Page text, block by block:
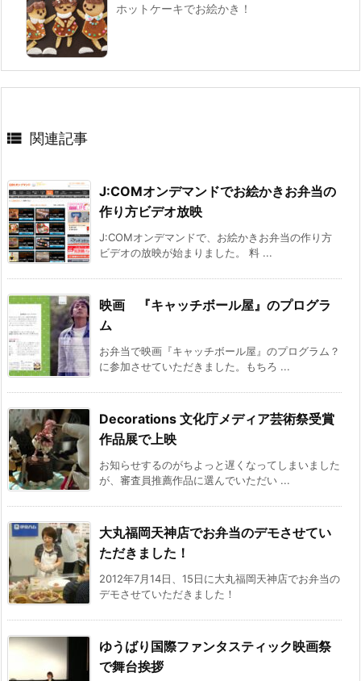
ホットケーキでお絵かき！
 関連記事
J:COMオンデマンドでお絵かきお弁当の
作り方ビデオ放映
J:COMオンデマンドで、お絵かきお弁当の作り方
ビデオの放映が始まりました。 料 ...
映画 『キャッチボール屋』のプログラ
ム
お弁当で映画『キャッチボール屋』のプログラム？
に参加させていただきました。もちろ ...
Decorations 文化庁メディア芸術祭受賞
作品展で上映
お知らせするのがちよっと遅くなってしまいました
が、審査員推薦作品に選んでいただい ...
大丸福岡天神店でお弁当のデモさせてい
ただきました！
2012年7月14日、15日に大丸福岡天神店でお弁当の
デモさせていただきました！
ゆうばり国際ファンタスティック映画祭
で舞台挨拶